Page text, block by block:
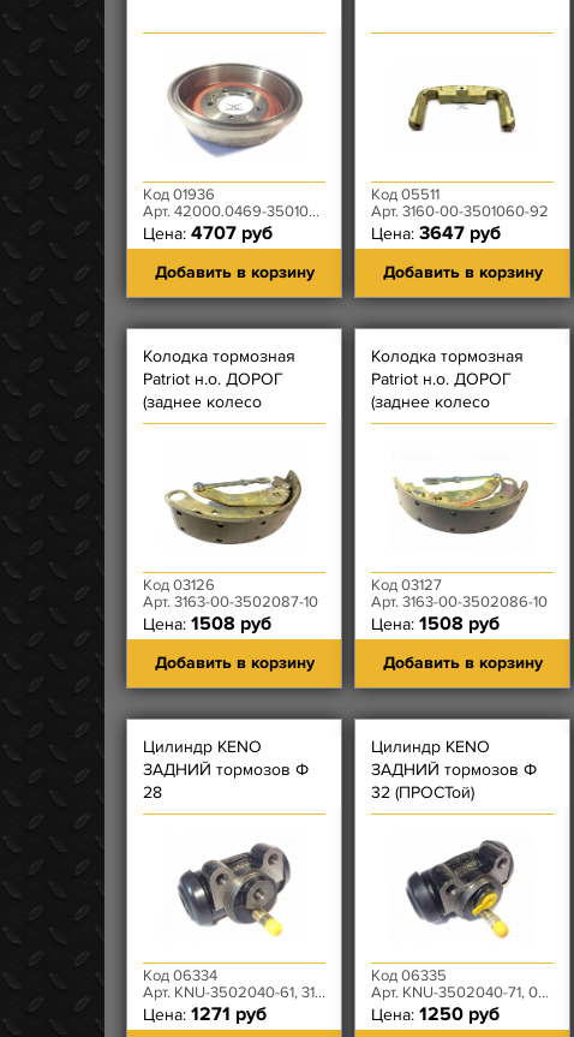
Код 01936
Арт. 42000.0469-3501070
Цена: 4707 руб
Добавить в корзину
Код 05511
Арт. 3160-00-3501060-92
Цена: 3647 руб
Добавить в корзину
Колодка тормозная
Patriot н.о. ДОРОГ
(заднее колесо
передняя - с Длинной
Код 03126
Арт. 3163-00-3502087-10
Цена: 1508 руб
Добавить в корзину
Колодка тормозная
Patriot н.о. ДОРОГ
(заднее колесо
передняя - с Длинной
Код 03127
Арт. 3163-00-3502086-10
Цена: 1508 руб
Добавить в корзину
Цилиндр KENO
ЗАДНИЙ тормозов Ф
28
(САМОРАЗВОДящийся)
Код 06334
Арт. KNU-3502040-61, 3160-00-3502040-495
Цена: 1271 руб
Цилиндр KENO
ЗАДНИЙ тормозов Ф
32 (ПРОСТой)
Код 06335
Арт. KNU-3502040-71, 0469-00-3502040-00
Цена: 1250 руб